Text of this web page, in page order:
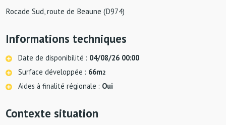
Rocade Sud, route de Beaune (D974)
Informations techniques
Date de disponibilité : 04/08/26 00:00
Surface développée : 66m2
Aides à finalité régionale : Oui
Contexte situation